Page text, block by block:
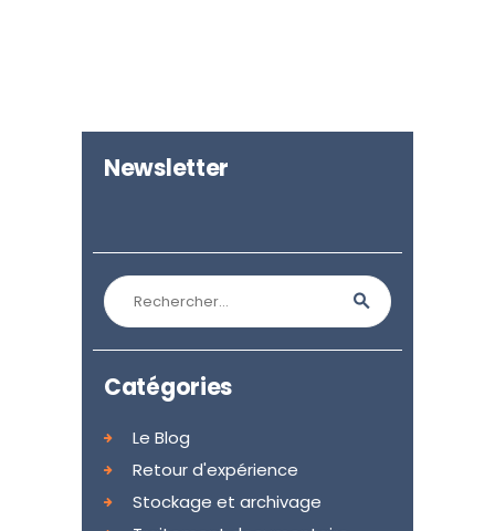
Newsletter
Rechercher :
Catégories
Le Blog
Retour d'expérience
Stockage et archivage